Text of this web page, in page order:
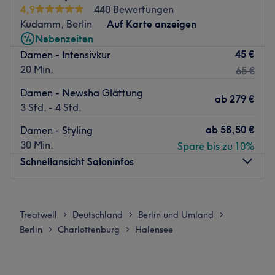
Die S-Bahnstation Hohenzollerndamm ist direkt
gegenüber vom Salon.
Das Team:
Inhaberin Ramdan kennt, dank ständiger Weiterbildung,
deinen individuellen Traumlook.
Atmosphäre: Professionell, angenehm, aufmerksam.
Expertise: Haarschnitte, Colorationen, Augenbrauen- und
Wimpernstyling, Haarentfernung.
4,9
440 Bewertungen
Kudamm, Berlin
Auf Karte anzeigen
Nebenzeiten
Damen - Intensivkur
20 Min.
45 €
65 €
Damen - Newsha Glättung
3 Std. - 4 Std.
ab 279 €
Damen - Styling
30 Min.
ab 58,50 €
Spare bis zu 10%
Schnellansicht Saloninfos
Dienstag
09:00 – 18:00
Mittwoch
Treatwell > Deutschland > Berlin und Umland >
Berlin > Charlottenburg > Halensee